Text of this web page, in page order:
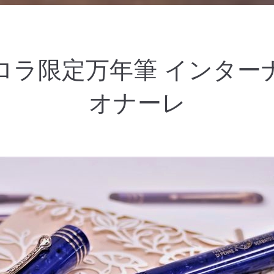
ラ限定万年筆 インター
オナーレ